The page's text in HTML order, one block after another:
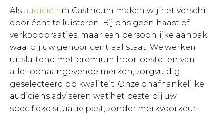
Als audicien in Castricum maken wij het verschil
door écht te luisteren. Bij ons geen haast of
verkooppraatjes, maar een persoonlijke aanpak
waarbij uw gehoor centraal staat. We werken
uitsluitend met premium hoortoestellen van
alle toonaangevende merken, zorgvuldig
geselecteerd op kwaliteit. Onze onafhankelijke
audiciens adviseren wat het beste bij uw
specifieke situatie past, zonder merkvoorkeur.